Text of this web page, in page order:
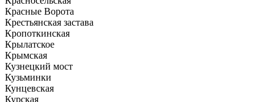
Красные Ворота
Крестьянская застава
Кропоткинская
Крылатское
Крымская
Кузнецкий мост
Кузьминки
Кунцевская
Курская